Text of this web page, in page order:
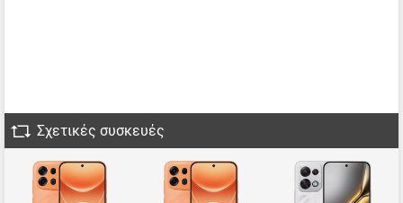
Σχετικές συσκευές